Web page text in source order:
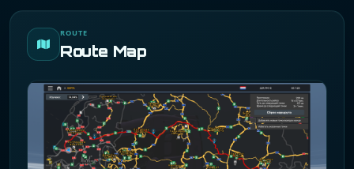
ROUTE
Route Map